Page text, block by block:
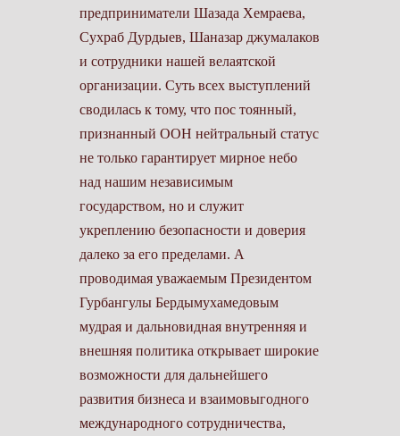
предприниматели Шазада Хемраева,
Сухраб Дурдыев, Шаназар джумалаков
и сотрудники нашей велаятской
организации. Суть всех выступлений
сводилась к тому, что пос тоянный,
признанный ООН нейтральный статус
не только гарантирует мирное небо
над нашим независимым
государством, но и служит
укреплению безопасности и доверия
далеко за его пределами. А
проводимая уважаемым Президентом
Гурбангулы Бердымухамедовым
мудрая и дальновидная внутренняя и
внешняя политика открывает широкие
возможности для дальнейшего
развития бизнеса и взаимовыгодного
международного сотрудничества,